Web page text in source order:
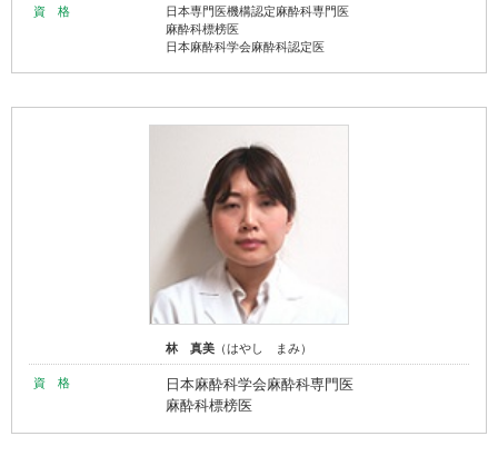
資 格
日本専門医機構認定麻酔科専門医
麻酔科標榜医
日本麻酔科学会麻酔科認定医
林 真美 （はやし まみ）
資 格
日本麻酔科学会麻酔科専門医
麻酔科標榜医